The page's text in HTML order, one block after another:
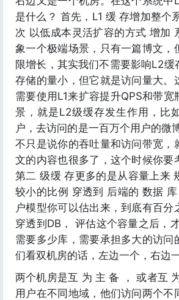
是什么？ 首先，L1 缓 存增加整个
次 以低成本灵活扩容的方式 增加
象一个极端场景，只有一篇博文，
限增长，其实我们不需要影响L2缓
存储的量小，但它就是访问量大。
需要使用L1来扩容提升QPS和带宽
景，就是L2级缓存发生作用，比
户，去访问的是一百万个用户的微
不只是说你的吞吐量和访问带宽，
文的内容也很多了，这个时候你要
第二 级缓 存更多的是从容量上来
较小的比例 穿透到 后端的 数据
户模型你可以估出来，到底有百分
穿透到DB， 评估这个容量之后，
需要多少库，需要承担多大的访问
们看双机房的话，左边一个，右边一
两个机房是互 为 主 备 ， 或者互
用户在不同地域，他们访问两个不